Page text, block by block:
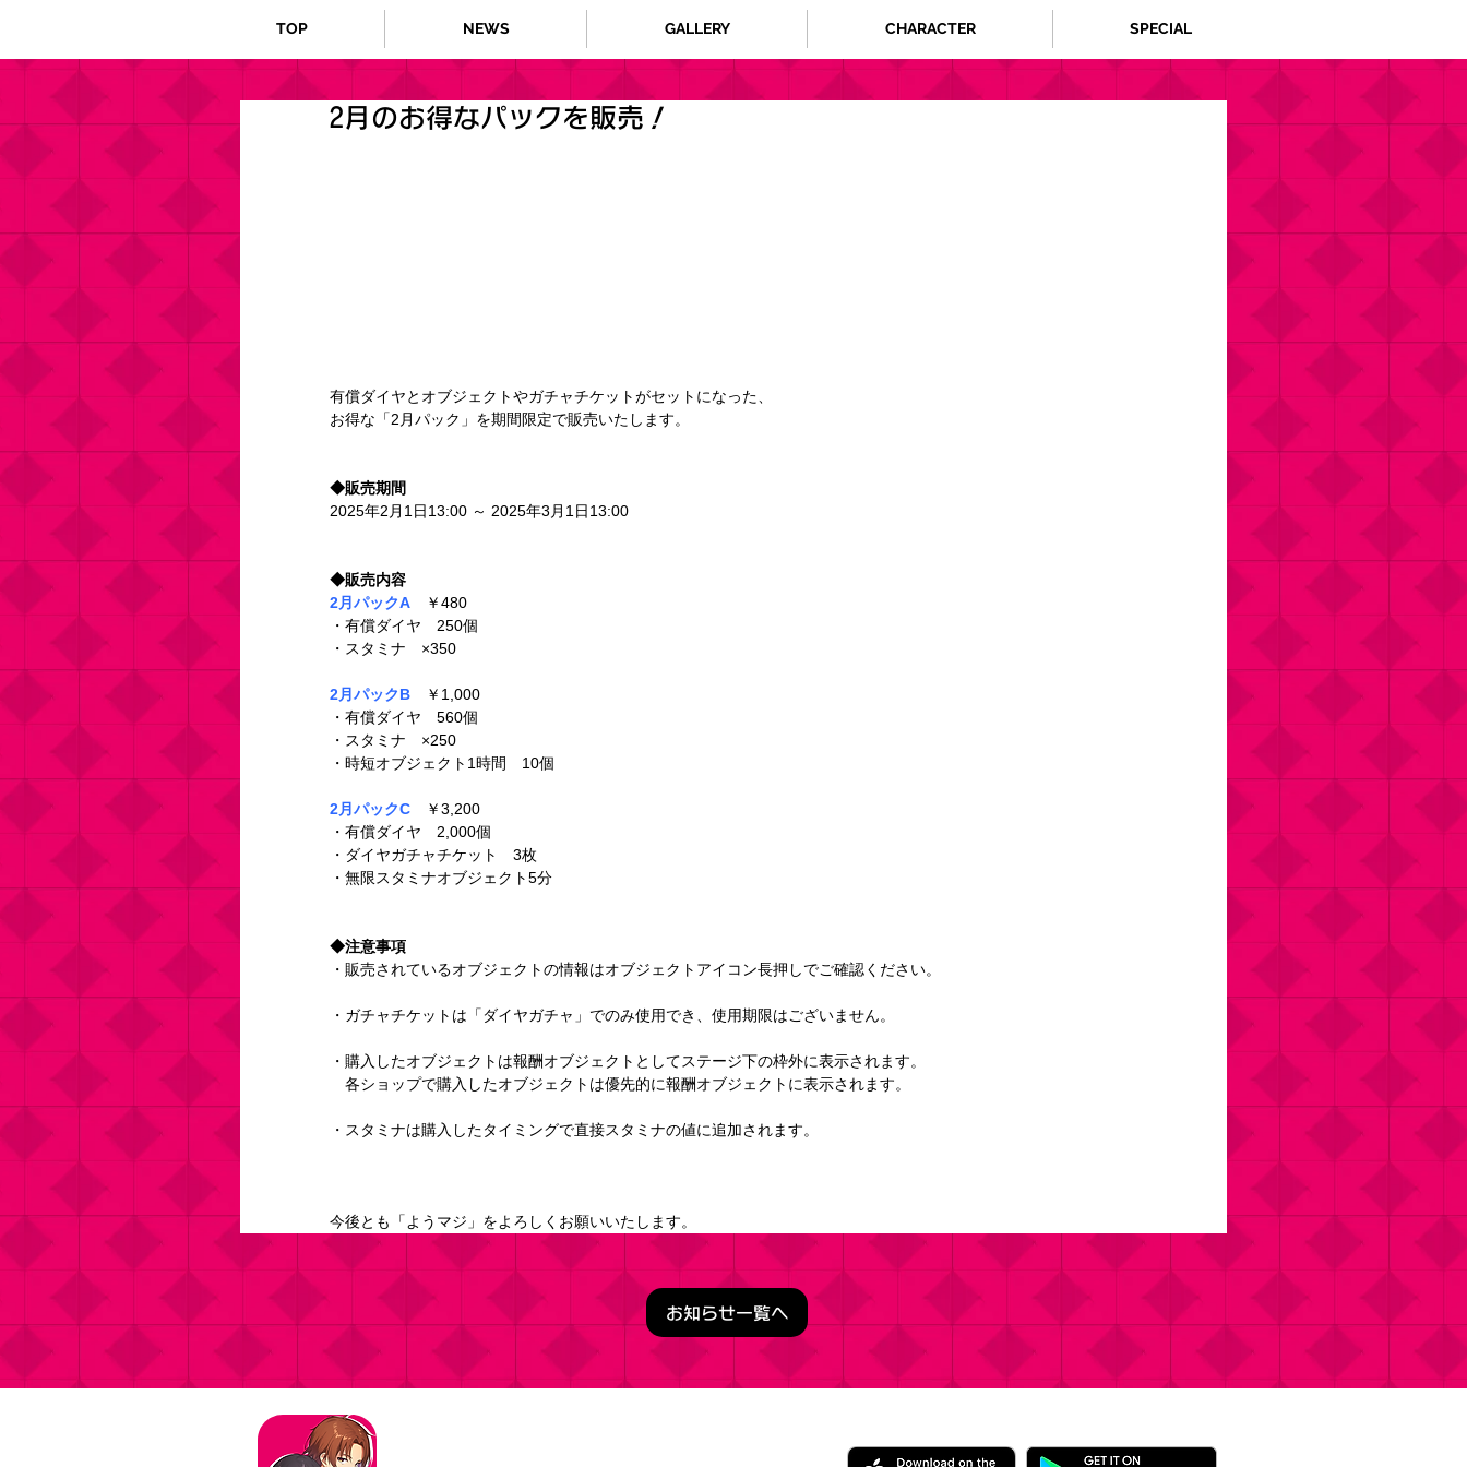
TOP NEWS GALLERY CHARACTER SPECIAL
2月のお得なパックを販売！
有償ダイヤとオブジェクトやガチャチケットがセットになった、
お得な「2月パック」を期間限定で販売いたします。
◆販売期間
2025年2月1日13:00 ～ 2025年3月1日13:00
◆販売内容
2月パックA ￥480
・有償ダイヤ　250個
・スタミナ　×350
2月パックB ￥1,000
・有償ダイヤ　560個
・スタミナ　×250
・時短オブジェクト1時間　10個
2月パックC ￥3,200
・有償ダイヤ　2,000個
・ダイヤガチャチケット　3枚
・無限スタミナオブジェクト5分
◆注意事項
・販売されているオブジェクトの情報はオブジェクトアイコン長押しでご確認ください。
・ガチャチケットは「ダイヤガチャ」でのみ使用でき、使用期限はございません。
・購入したオブジェクトは報酬オブジェクトとしてステージ下の枠外に表示されます。
各ショップで購入したオブジェクトは優先的に報酬オブジェクトに表示されます。
・スタミナは購入したタイミングで直接スタミナの値に追加されます。
今後とも「ようマジ」をよろしくお願いいたします。
お知らせ一覧へ